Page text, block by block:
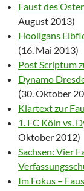
Faust des
August 2013)
Hooligans
(16. Mai 2013)
Post Scriptum
Dynamo
(30. Oktober
Klartext zur
1. FC Köln vs.
Oktober 2012)
Sachsen: Vier
Im Fokus –